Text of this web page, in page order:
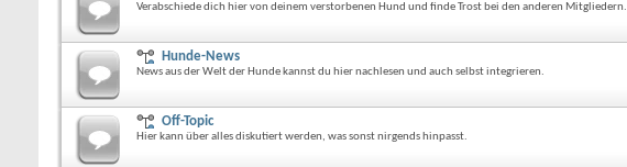
Verabschiede dich hier von deinem verstorbenen Hund und finde Trost bei den anderen Mitgliedern.
Hunde-News
News aus der Welt der Hunde kannst du hier nachlesen und auch selbst integrieren.
Off-Topic
Hier kann über alles diskutiert werden, was sonst nirgends hinpasst.